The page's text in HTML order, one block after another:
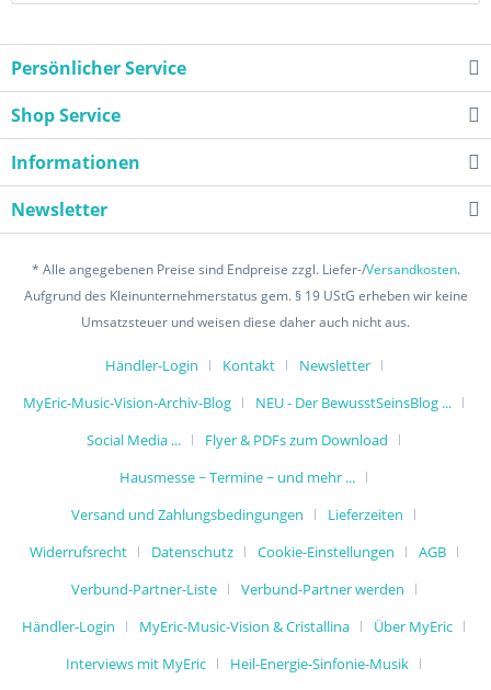
Persönlicher Service
Shop Service
Informationen
Newsletter
* Alle angegebenen Preise sind Endpreise zzgl. Liefer-/Versandkosten.
Aufgrund des Kleinunternehmerstatus gem. § 19 UStG erheben wir keine
Umsatzsteuer und weisen diese daher auch nicht aus.
Händler-Login Kontakt
Newsletter
MyEric-Music-Vision-Archiv-Blog
NEU - Der BewusstSeinsBlog ...
Social Media ...
Flyer & PDFs zum Download
Hausmesse ~ Termine ~ und mehr ...
Versand und Zahlungsbedingungen
Lieferzeiten
Widerrufsrecht
Datenschutz Cookie-Einstellungen
AGB
Verbund-Partner-Liste
Verbund-Partner werden
Händler-Login
MyEric-Music-Vision & Cristallina
Über MyEric
Interviews mit MyEric
Heil-Energie-Sinfonie-Musik